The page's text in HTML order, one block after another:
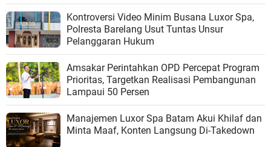
Kontroversi Video Minim Busana Luxor Spa,
Polresta Barelang Usut Tuntas Unsur
Pelanggaran Hukum
Amsakar Perintahkan OPD Percepat Program
Prioritas, Targetkan Realisasi Pembangunan
Lampaui 50 Persen
Manajemen Luxor Spa Batam Akui Khilaf dan
Minta Maaf, Konten Langsung Di-Takedown